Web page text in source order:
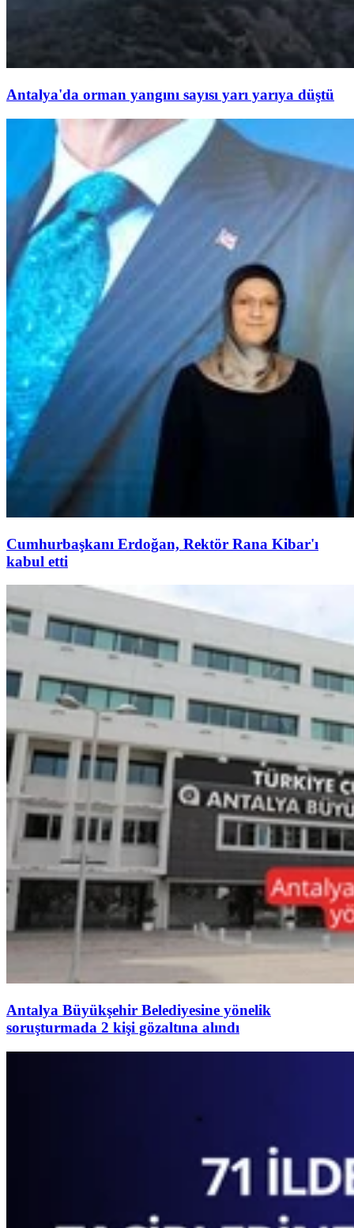
Antalya'da orman yangını sayısı yarı yarıya düştü
Cumhurbaşkanı Erdoğan, Rektör Rana Kibar'ı
kabul etti
Antalya Büyükşehir Belediyesine yönelik
soruşturmada 2 kişi gözaltına alındı